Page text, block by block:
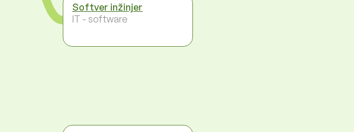
Softver inžinjer
IT - software